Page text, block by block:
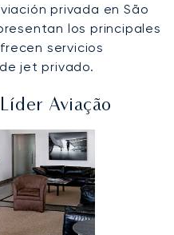
privada en São
los principales
servicios
jet privado.
Aviação